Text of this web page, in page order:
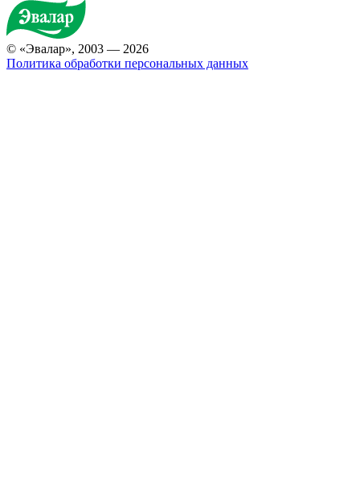
© «Эвалар», 2003 — 2026
Политика обработки персональных данных